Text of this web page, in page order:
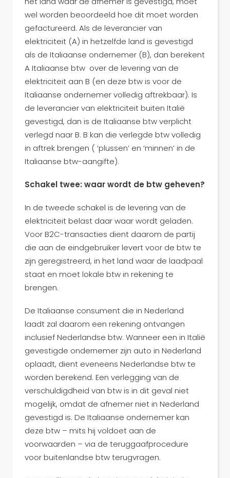
wel worden beoordeeld hoe dit moet worden
gefactureerd. Als de leverancier van
elektriciteit (A) in hetzelfde land is gevestigd
als de Italiaanse ondernemer (B), dan berekent
A Italiaanse btw over de levering van de
elektriciteit aan B (en deze btw is voor de
Italiaanse ondernemer volledig aftrekbaar). Is
de leverancier van elektriciteit buiten Italië
gevestigd, dan is de Italiaanse btw verplicht
verlegd naar B. B kan die verlegde btw volledig
in aftrek brengen ( ‘plussen’ en ‘minnen’ in de
Italiaanse btw-aangifte).
Schakel twee: waar wordt de btw geheven?
In de tweede schakel is de levering van de
elektriciteit belast daar waar wordt geladen.
Voor B2C-transacties dient daarom de partij
die aan de eindgebruiker levert voor de btw te
zijn geregistreerd, in het land waar de laadpaal
staat en moet lokale btw in rekening te
brengen.
De Italiaanse consument die in Nederland
laadt zal daarom een rekening ontvangen
inclusief Nederlandse btw. Wanneer een in Italië
gevestigde ondernemer zijn auto in Nederland
oplaadt, dient eveneens Nederlandse btw te
worden berekend. Een verlegging van de
verschuldigdheid van btw is in dit geval niet
mogelijk, omdat de afnemer niet in Nederland
gevestigd is. De Italiaanse ondernemer kan
deze btw – mits hij voldoet aan de
voorwaarden – via de teruggaafprocedure
voor buitenlandse btw terugvragen.